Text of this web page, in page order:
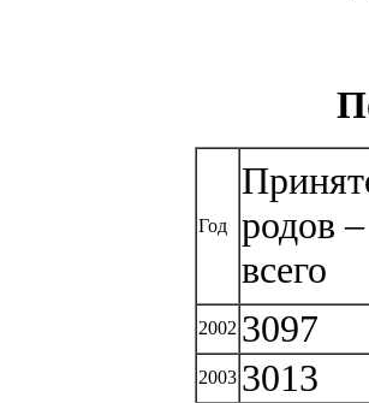
Год
родов –
всего
2002 3097
2003 3013